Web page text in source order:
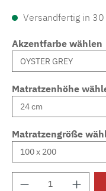
Versandfertig in 30
Akzentfarbe wählen
Matratzenhöhe
Matratzengröße
Produkt